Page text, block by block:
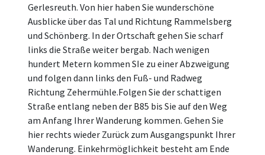
Gerlesreuth. Von hier haben Sie wunderschöne
Ausblicke über das Tal und Richtung Rammelsberg
und Schönberg. In der Ortschaft gehen Sie scharf
links die Straße weiter bergab. Nach wenigen
hundert Metern kommen SIe zu einer Abzweigung
und folgen dann links den Fuß- und Radweg
Richtung Zehermühle.Folgen Sie der schattigen
Straße entlang neben der B85 bis Sie auf den Weg
am Anfang Ihrer Wanderung kommen. Gehen Sie
hier rechts wieder Zurück zum Ausgangspunkt Ihrer
Wanderung. Einkehrmöglichkeit besteht am Ende